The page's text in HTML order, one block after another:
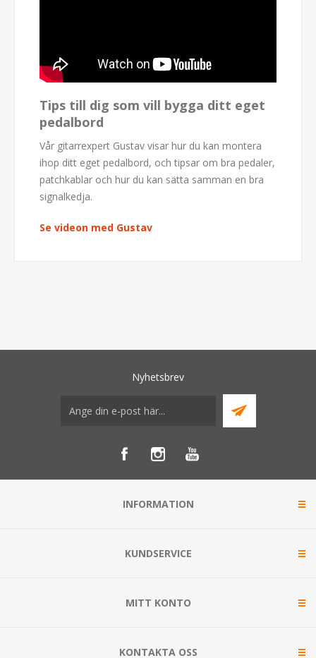
Tips till dig som vill bygga ditt eget
pedalbord
Vår gitarrexpert Gustav visar hur du kan montera
ihop ditt eget pedalbord, och tipsar om bra pedaler,
patchkablar och hur du kan sätta samman en bra
signalkedja.
Se videon med Gustav
Nyhetsbrev
INFORMATION
KUNDSERVICE
MITT KONTO
KONTAKTA OSS